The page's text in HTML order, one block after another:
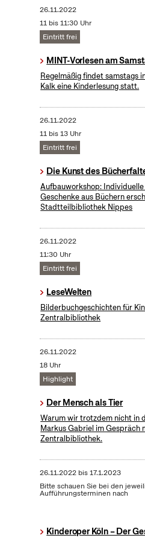
26.11.2022
11 bis 11:30 Uhr
Eintritt frei
MINT-Vorlesen am
Regelmäßig findet samstags
Kalk eine Kinderlesung statt.
26.11.2022
11 bis 13 Uhr
Eintritt frei
Die Kunst des
Aufbauworkshop:
Geschenke aus Büchern
Stadtteilbibliothek Nippes
26.11.2022
11:30 Uhr
Eintritt frei
LeseWelten
Bilderbuchgeschichten für
Zentralbibliothek
26.11.2022
18 Uhr
Highlight
Der Mensch als Tier
Warum wir trotzdem nicht in
Markus Gabriel im Gespräch
Zentralbibliothek.
26.11.2022bis17.1.2023
Bitte schauen Sie bei den
Aufführungsterminen nach
Kinderoper Köln – Der